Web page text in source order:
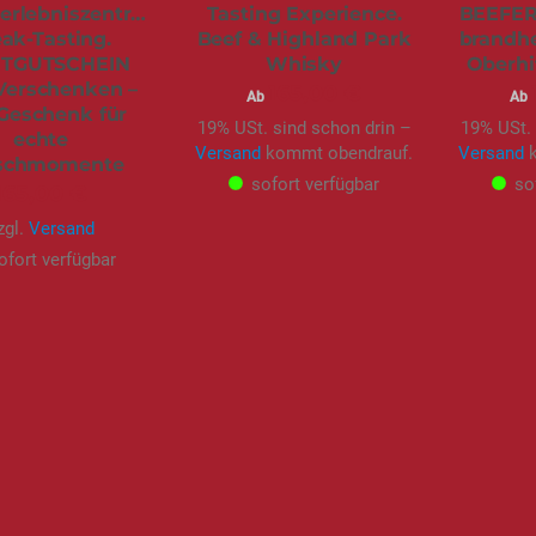
Tasting.
–
für
echte
Versand
verfügbar
Tasting Experience.
Beef & Highland Park
Whisky
Ab
19% USt. sind schon drin –
Versand kommt obendrauf.
sofort verfügbar
Ab
19%
Versand